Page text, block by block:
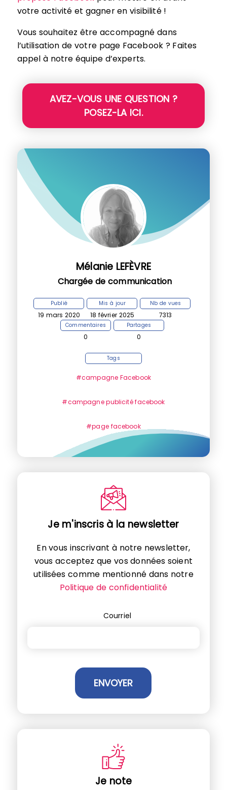
votre activité et gagner en visibilité !
Vous souhaitez être accompagné dans
l’utilisation de votre page Facebook ? Faites
appel à notre équipe d’experts.
AVEZ-VOUS UNE QUESTION ?
POSEZ-LA ICI.
Mélanie LEFÈVRE
Chargée de communication
Publié
19 mars 2020
Mis à jour
18 février 2025
Nb de vues
7313
Commentaires
0
Partages
0
Tags
#campagne Facebook
#campagne publicité facebook
#page facebook
Je m'inscris à la newsletter
En vous inscrivant à notre newsletter,
vous acceptez que vos données soient
utilisées comme mentionné dans notre
Politique de confidentialité
Courriel
Je note